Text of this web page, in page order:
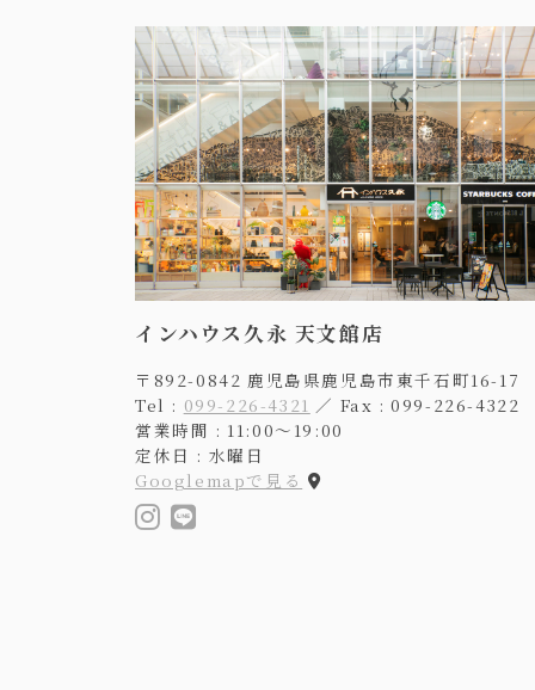
インハウス久永 天文館店
〒892-0842 鹿児島県鹿児島市東千石町16-17
Tel : 099-226-4321 ／ Fax : 099-226-4322
営業時間 : 11:00〜19:00
定休日 : 水曜日
Googlemapで見る